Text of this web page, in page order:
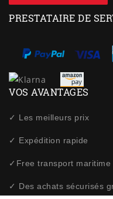
PRESTATAIRE DE
VOS AVANTAGES
✓ Les meilleurs prix
✓ Expédition rapide
✓Free transport
✓ Des achats sécurisés